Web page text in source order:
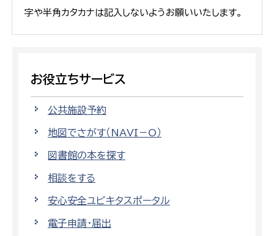
字や半角カタカナは記入しないようお願いいたします。
お役立ちサービス
公共施設予約
地図でさがす（NAVI－O）
図書館の本を探す
相談をする
安心安全ユビキタスポータル
電子申請・届出